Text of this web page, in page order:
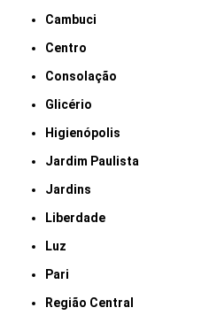
Cambuci
Centro
Consolação
Glicério
Higienópolis
Jardim Paulista
Jardins
Liberdade
Luz
Pari
Região Central